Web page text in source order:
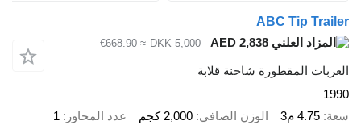
ABC Tip Trailer
DKK 5,000
≈ €668.90
العربات المقطورة شاحنة قلابة
1990
سعة 4.75 م3 الوزن الصافي 2,000 كجم عدد المحاور 1